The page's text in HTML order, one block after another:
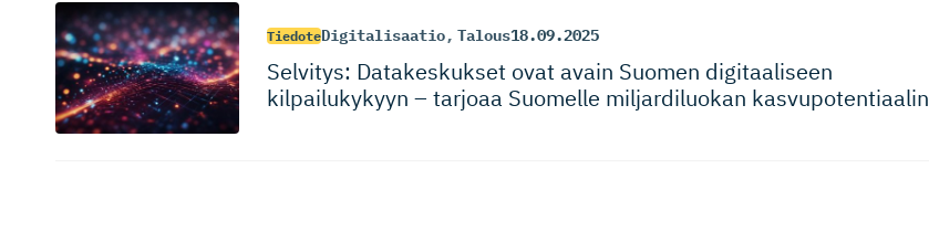
TiedoteDigitalisaatio, Talous18.09.2025
Selvitys: Datakeskukset ovat avain Suomen digitaaliseen
kilpailukykyyn – tarjoaa Suomelle miljardiluokan kasvupoten­tiaalin